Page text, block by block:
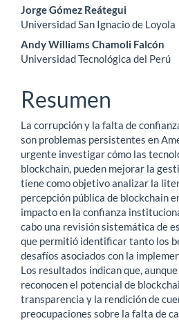
Contenido
principal
del
artículo
Jorge Gómez Reátegui
Universidad San Ignacio de Loyola
Andy Williams Chamoli Falcón
Universidad Tecnológica del Perú
Resumen
La corrupción y la falta de
son problemas persistentes en
urgente investigar cómo las
blockchain, pueden mejorar la
tiene como objetivo analizar la
percepción pública de blockchain
impacto en la confianza
cabo una revisión sistemática de
que permitió identificar tanto los
desafíos asociados con la
Los resultados indican que,
reconocen el potencial de
transparencia y la rendición de
preocupaciones sobre la falta de